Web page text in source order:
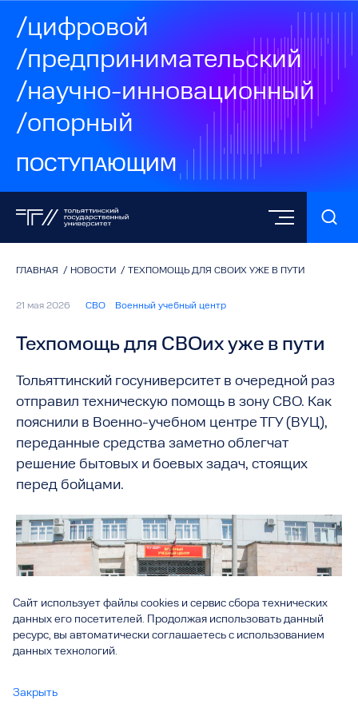
/цифровой
/предпринимательский
/научно-инновационный
/опорный
ПОСТУПАЮЩИМ
ГЛАВНАЯ / НОВОСТИ / ТЕХПОМОЩЬ ДЛЯ СВОИХ УЖЕ В ПУТИ
21 мая 2026 СВО Военный учебный центр
Техпомощь для СВОих уже в пути
Тольяттинский госуниверситет в очередной раз
отправил техническую помощь в зону СВО. Как
пояснили в Военно-учебном центре ТГУ (ВУЦ),
переданные средства заметно облегчат
решение бытовых и боевых задач, стоящих
перед бойцами.
Сайт использует файлы cookies и сервис сбора технических
данных его посетителей. Продолжая использовать данный
ресурс, вы автоматически соглашаетесь с использованием
данных технологий.
Закрыть